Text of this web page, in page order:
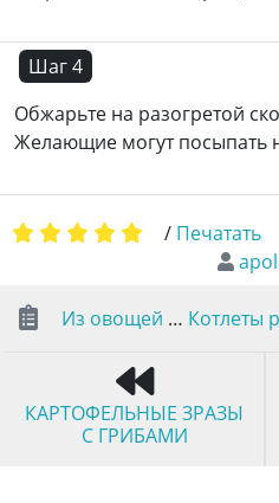
Шаг 4
Обжарьте на разогретой
Желающие могут посыпать
/ Печатать
Из овощей … Котлеты
КАРТОФЕЛЬНЫЕ ЗРАЗЫ
С ГРИБАМИ